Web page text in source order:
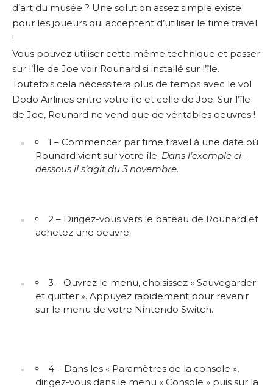
d’art du musée ? Une solution assez simple existe
pour les joueurs qui acceptent d’utiliser le time travel
!
Vous pouvez utiliser cette même technique et passer
sur l’Île de Joe voir Rounard si installé sur l’île.
Toutefois cela nécessitera plus de temps avec le vol
Dodo Airlines entre votre île et celle de Joe. Sur l’île
de Joe, Rounard ne vend que de véritables oeuvres !
1 – Commencer par time travel à une date où
Rounard vient sur votre île. Dans l’exemple ci-
dessous il s’agit du 3 novembre.
2 – Dirigez-vous vers le bateau de Rounard et
achetez une oeuvre.
3 – Ouvrez le menu, choisissez « Sauvegarder
et quitter ». Appuyez rapidement pour revenir
sur le menu de votre Nintendo Switch.
4 – Dans les « Paramètres de la console »,
dirigez-vous dans le menu « Console » puis sur la